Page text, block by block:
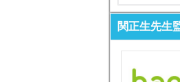
関正生先生